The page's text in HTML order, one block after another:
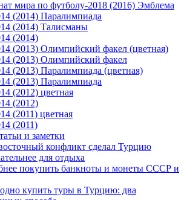
мира по футболу-2018 (2016) Эмблема
(2014) Паралимпиада
(2014) Талисманы
(2014)
(2013) Олимпийский факел (цветная)
(2013) Олимпийский факел
(2013) Паралимпиада (цветная)
(2013) Паралимпиада
(2012) цветная
(2012)
(2011) цветная
(2011)
и заметки
конфликт сделал Турцию
для отдыха
покупить банкноты и монеты СССР и
купить туры в Турцию: два